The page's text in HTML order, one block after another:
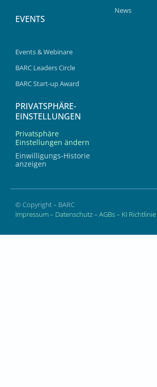
EVENTS
Events & Webinare
BARC Leaders Circle
BARC Start-up Award
News
PRIVATSPHÄRE-
EINSTELLUNGEN
Privatsphäre
Einstellungen ändern
Einwilligungs-Historie
anzeigen
© Copyright – BARC
Impressum– Datenschutz– AGBs– KI Richtlinie